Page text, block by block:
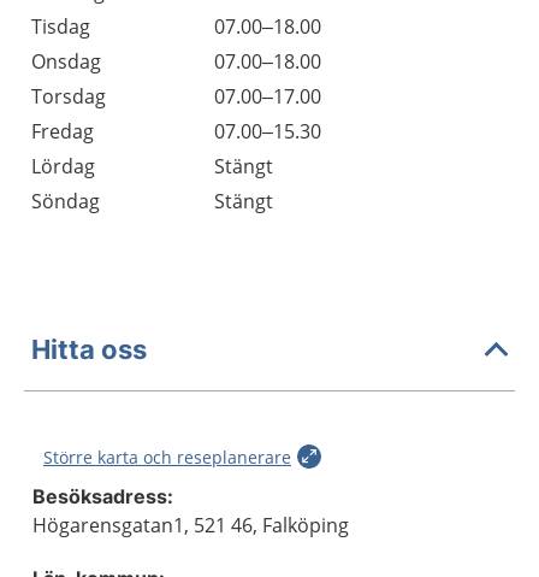
Tisdag
07.00–18.00
Onsdag
07.00–18.00
Torsdag
07.00–17.00
Fredag
07.00–15.30
Lördag
Stängt
Söndag
Stängt
Hitta oss
Större karta och reseplanerare
Besöksadress:
Högarensgatan1, 521 46, Falköping